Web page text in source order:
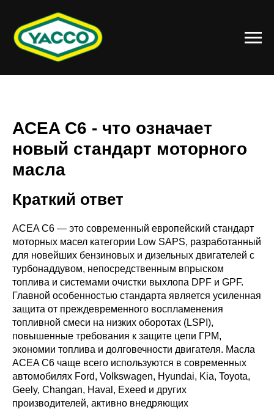
ACEA C6 - что означает
новый стандарт моторного
масла
Краткий ответ
ACEA C6 — это современный европейский стандарт
моторных масел категории Low SAPS, разработанный
для новейших бензиновых и дизельных двигателей с
турбонаддувом, непосредственным впрыском
топлива и системами очистки выхлопа DPF и GPF.
Главной особенностью стандарта является усиленная
защита от преждевременного воспламенения
топливной смеси на низких оборотах (LSPI),
повышенные требования к защите цепи ГРМ,
экономии топлива и долговечности двигателя. Масла
ACEA C6 чаще всего используются в современных
автомобилях Ford, Volkswagen, Hyundai, Kia, Toyota,
Geely, Changan, Haval, Exeed и других
производителей, активно внедряющих